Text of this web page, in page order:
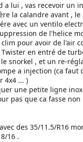
a lui , vas recevoir un
la calandre avant ,
avec un ventilo
de l'helice
pour avoir de l'air
en entré de
snorkel , et un re-
a injection (ca faut
4x4 ... )
une petite ligne
pas que ca fasse
des 35/11.5/R16
16 .